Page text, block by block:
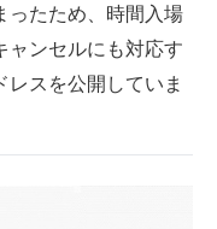
ったため、時間入場
ャンセルにも対応す
レスを公開していま